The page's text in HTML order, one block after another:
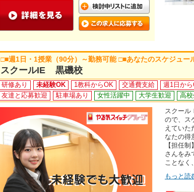
□■週1日・1授業（90分）～勤務可能 □■あなたのスケジュー
スクールIE 黒磯校
研修あり 未経験OK 1教科からOK 交通費支給 週1日か
友達と応募歓迎
駐車場あり 女性活躍中 大学生歓迎 高
スクール
ので、ス
えていた
なたの得
【担任
さんをみ
ことなく
もっと読